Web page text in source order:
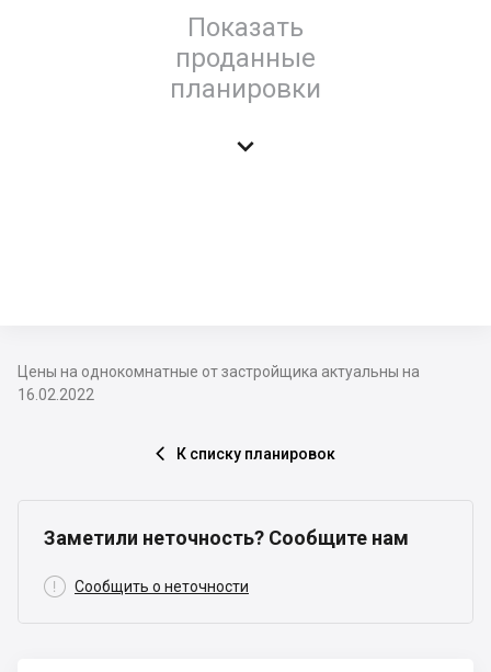
Показать
проданные
планировки

Цены на однокомнатные от застройщика актуальны на
16.02.2022
 К списку планировок
Заметили неточность? Сообщите нам
 Сообщить о неточности